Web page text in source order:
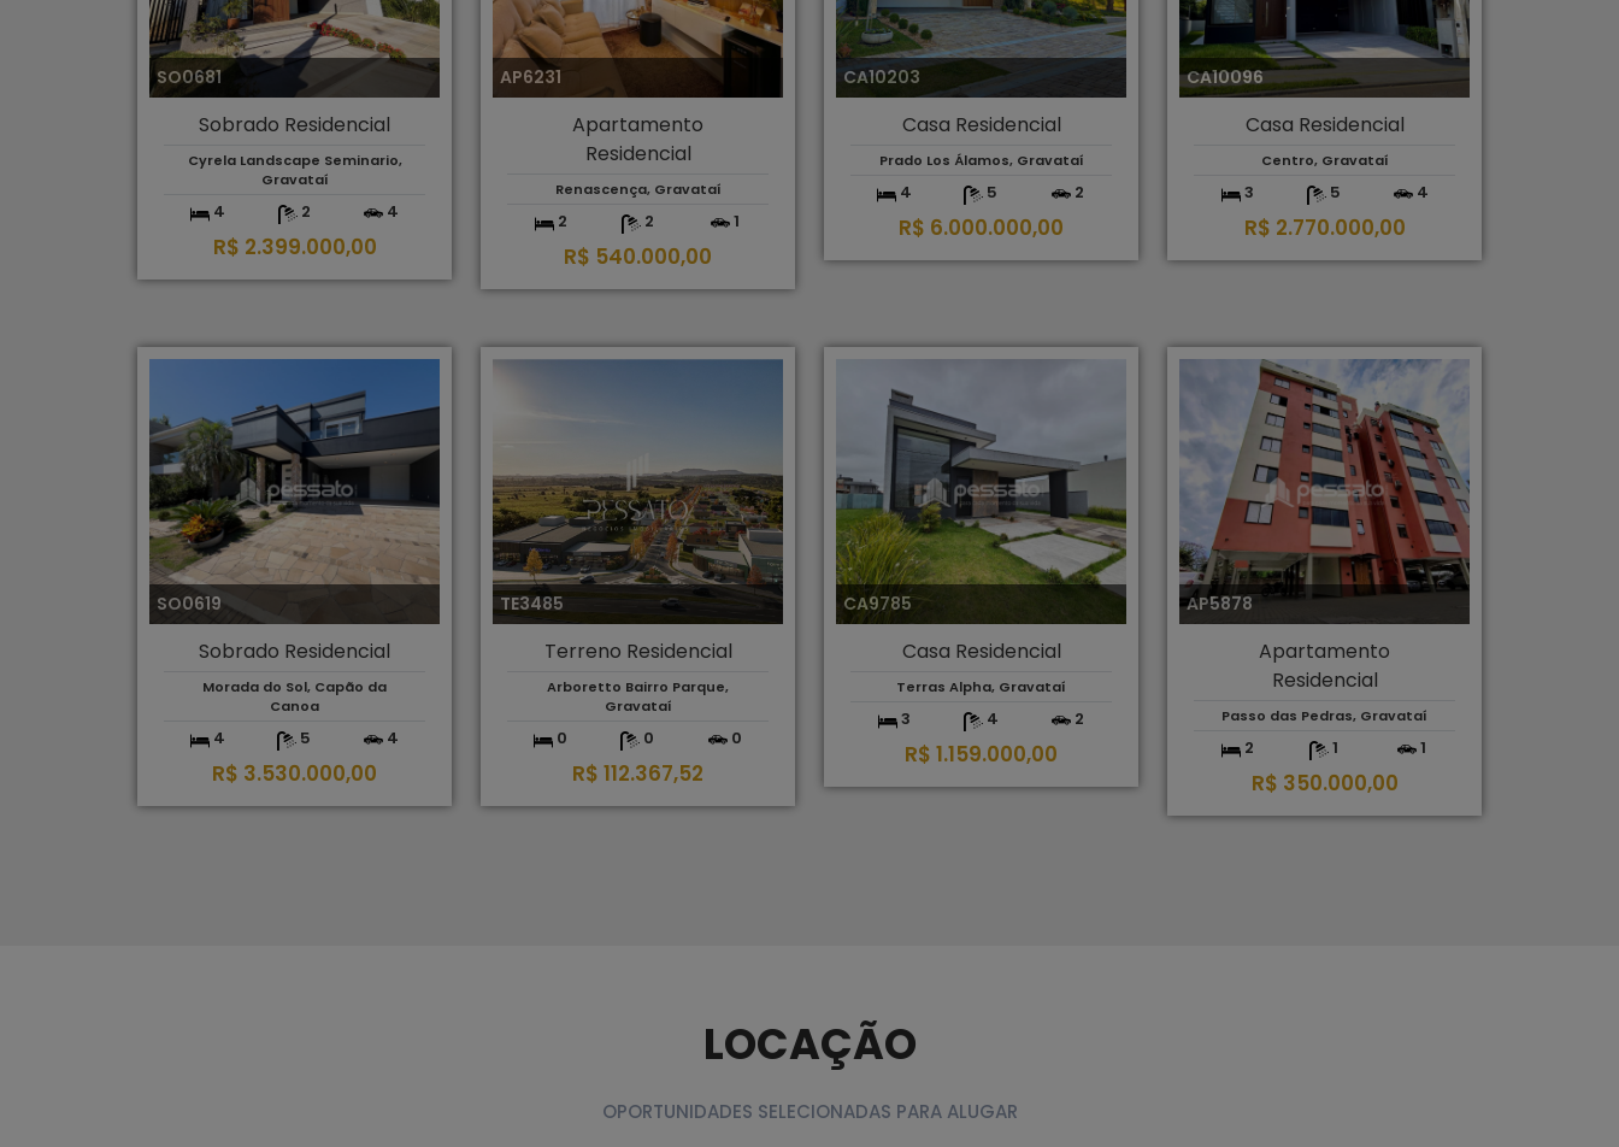
SO0681
Sobrado Residencial
Cyrela Landscape Seminario,
Gravataí
4 2 4
R$ 2.399.000,00
AP6231
Apartamento
Residencial
Renascença, Gravataí
2 2 1
R$ 540.000,00
CA10203
Casa Residencial
Prado Los Álamos, Gravataí
4 5 2
R$ 6.000.000,00
CA10096
Casa Residencial
Centro, Gravataí
3 5 4
R$ 2.770.000,00
SO0619
Sobrado Residencial
Morada do Sol, Capão da
Canoa
4 5 4
R$ 3.530.000,00
TE3485
Terreno Residencial
Arboretto Bairro Parque,
Gravataí
0 0 0
R$ 112.367,52
CA9785
Casa Residencial
Terras Alpha, Gravataí
3 4 2
R$ 1.159.000,00
AP5878
Apartamento
Residencial
Passo das Pedras, Gravataí
2 1 1
R$ 350.000,00
LOCAÇÃO
OPORTUNIDADES SELECIONADAS PARA ALUGAR